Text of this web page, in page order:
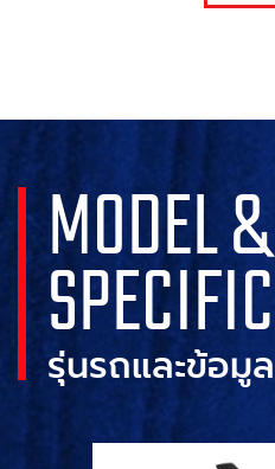
MODEL &
รุ่นรถและข้อมูล